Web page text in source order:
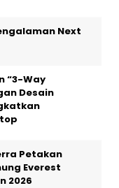
Next
“3-Way
Desain
Petakan
Everest
2026